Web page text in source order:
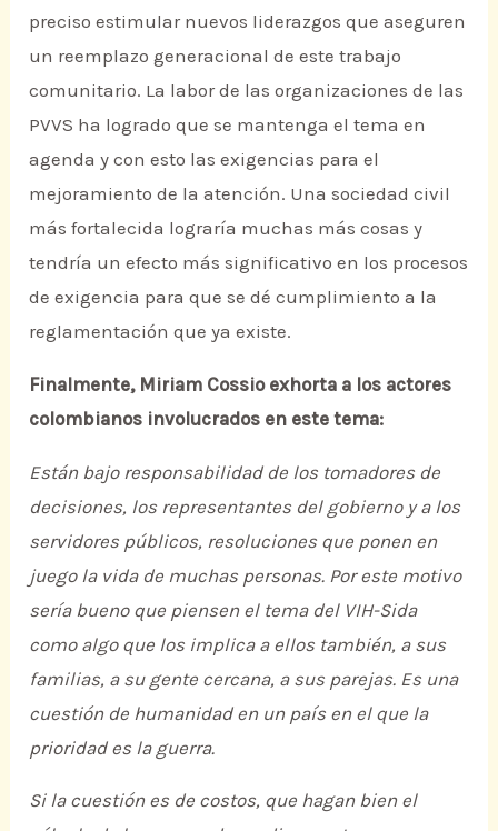
preciso estimular nuevos liderazgos que aseguren
un reemplazo generacional de este trabajo
comunitario. La labor de las organizaciones de las
PVVS ha logrado que se mantenga el tema en
agenda y con esto las exigencias para el
mejoramiento de la atención. Una sociedad civil
más fortalecida lograría muchas más cosas y
tendría un efecto más significativo en los procesos
de exigencia para que se dé cumplimiento a la
reglamentación que ya existe.
Finalmente, Miriam Cossio exhorta a los actores
colombianos involucrados en este tema:
Están bajo responsabilidad de los tomadores de
decisiones, los representantes del gobierno y a los
servidores públicos, resoluciones que ponen en
juego la vida de muchas personas. Por este motivo
sería bueno que piensen el tema del VIH-Sida
como algo que los implica a ellos también, a sus
familias, a su gente cercana, a sus parejas. Es una
cuestión de humanidad en un país en el que la
prioridad es la guerra.
Si la cuestión es de costos, que hagan bien el